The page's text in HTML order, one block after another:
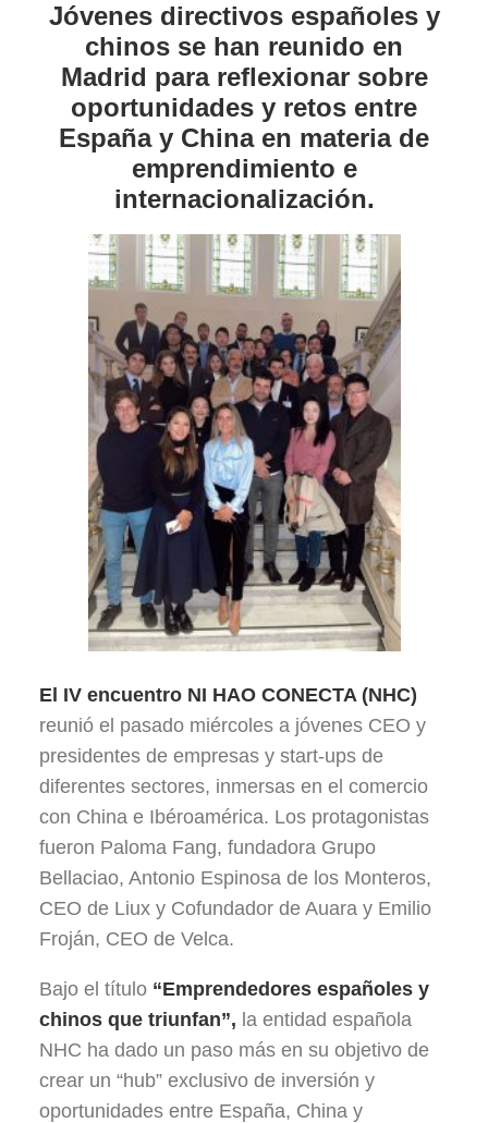
Jóvenes directivos españoles y
chinos se han reunido en
Madrid para reflexionar sobre
oportunidades y retos entre
España y China en materia de
emprendimiento e
internacionalización.
El IV encuentro NI HAO CONECTA (NHC)
reunió el pasado miércoles a jóvenes CEO y
presidentes de empresas y start-ups de
diferentes sectores, inmersas en el comercio
con China e Ibéroamérica. Los protagonistas
fueron Paloma Fang, fundadora Grupo
Bellaciao, Antonio Espinosa de los Monteros,
CEO de Liux y Cofundador de Auara y Emilio
Froján, CEO de Velca.
Bajo el título “Emprendedores españoles y
chinos que triunfan”, la entidad española
NHC ha dado un paso más en su objetivo de
crear un “hub” exclusivo de inversión y
oportunidades entre España, China y